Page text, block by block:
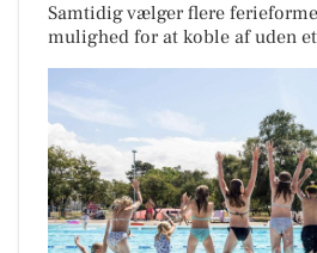
Samtidig vælger flere
mulighed for at koble af uden